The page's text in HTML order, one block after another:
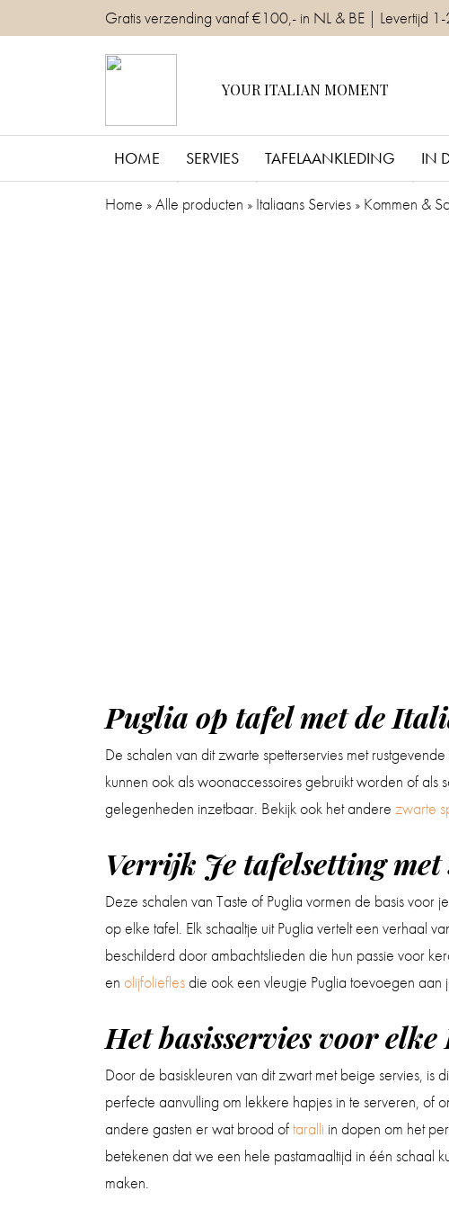
to
Gratis verzending vanaf €100,- in NL & BE | Levertijd
YOUR ITALIAN MOMENT
HOME SERVIES TAFELAANKLEDING IN
Home »Alle producten » Italiaans Servies » Kommen &
Puglia op tafel met de
De schalen van dit zwarte spetterservies met
kunnen ook als woonaccessoires gebruikt worden of
gelegenheden inzetbaar. Bekijk ook het andere zwarte
Verrijk Je tafelsetting
Deze schalen van Taste of Puglia vormen de basis voor
op elke tafel. Elk schaaltje uit Puglia vertelt een verhaal
beschilderd door ambachtslieden die hun passie voor
en olijfolieflesdie ook een vleugje Puglia toevoegen
Het basisservies voor
Door de basiskleuren van dit zwart met beige servies, is
perfecte aanvulling om lekkere hapjes in te serveren, of
andere gasten er wat brood oftaralli in dopen om het
betekenen dat we een hele pastamaaltijd in één schaal
maken.